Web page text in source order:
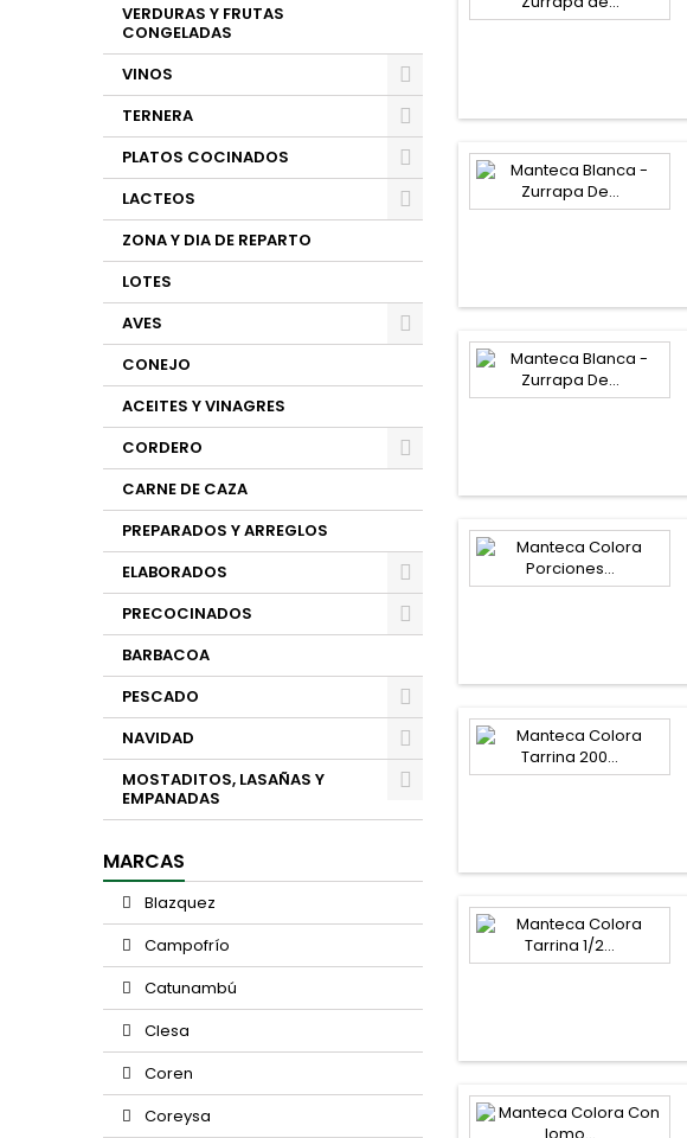
VERDURAS Y FRUTAS
CONGELADAS
VINOS
TERNERA
PLATOS COCINADOS
LACTEOS
ZONA Y DIA DE REPARTO
LOTES
AVES
CONEJO
ACEITES Y VINAGRES
CORDERO
CARNE DE CAZA
PREPARADOS Y ARREGLOS
ELABORADOS
PRECOCINADOS
BARBACOA
PESCADO
NAVIDAD
MOSTADITOS, LASAÑAS Y
EMPANADAS
MARCAS
Blazquez
Campofrío
Catunambú
Clesa
Coren
Coreysa